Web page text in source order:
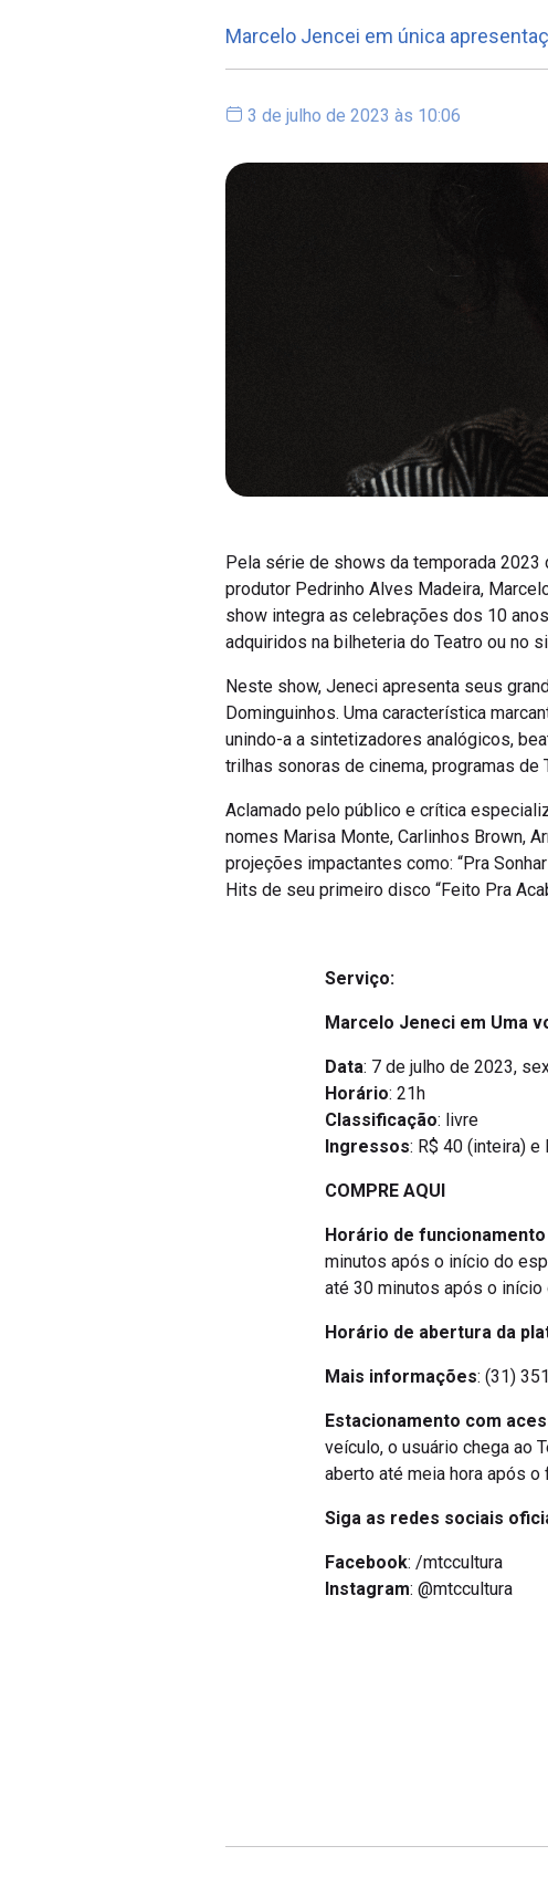
Marcelo Jencei em única
3 de julho de 2023 às 10:06
Pela série de shows da temporada 2023
produtor Pedrinho Alves Madeira,
show integra as celebrações dos 10
adquiridos na bilheteria do Teatro ou no
Neste show, Jeneci apresenta seus
Dominguinhos. Uma característica
unindo-a a sintetizadores analógicos,
trilhas sonoras de cinema, programas
Aclamado pelo público e crítica
nomes Marisa Monte, Carlinhos Brown,
projeções impactantes como: “Pra
Hits de seu primeiro disco “Feito Pra
Serviço:
Marcelo Jeneci em Uma
Data: 7 de julho de 2023,
Horário: 21h
Classificação: livre
Ingressos: R$ 40 (inteira) e
COMPRE AQUI
Horário de
minutos após o início do
até 30 minutos após o início
Horário de abertura da
Mais informações: (31)
Estacionamento com
veículo, o usuário chega ao
aberto até meia hora após o
Siga as redes sociais
Facebook: /mtccultura
Instagram: @mtccultura